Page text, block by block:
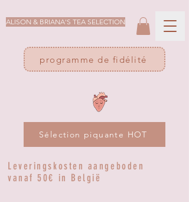
ALISON & BRIANA'S TEA SELECTION
programme de fidélité
Sélection piquante HOT
Leveringskosten aangeboden
vanaf 50€ in België